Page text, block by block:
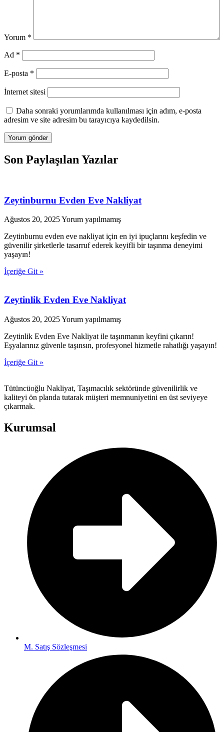
Yorum *
Ad *
E-posta *
İnternet sitesi
Daha sonraki yorumlarımda kullanılması için adım, e-posta
adresim ve site adresim bu tarayıcıya kaydedilsin.
Son Paylaşılan Yazılar
Zeytinburnu Evden Eve Nakliyat
Ağustos 20, 2025Yorum yapılmamış
Zeytinburnu evden eve nakliyat için en iyi ipuçlarını keşfedin ve
güvenilir şirketlerle tasarruf ederek keyifli bir taşınma deneyimi
yaşayın!
İçeriğe Git »
Zeytinlik Evden Eve Nakliyat
Ağustos 20, 2025Yorum yapılmamış
Zeytinlik Evden Eve Nakliyat ile taşınmanın keyfini çıkarın!
Eşyalarınız güvenle taşınsın, profesyonel hizmetle rahatlığı yaşayın!
İçeriğe Git »
Tütüncüoğlu Nakliyat, Taşımacılık sektöründe güvenilirlik ve
kaliteyi ön planda tutarak müşteri memnuniyetini en üst seviyeye
çıkarmak.
Kurumsal
M. Satış Sözleşmesi